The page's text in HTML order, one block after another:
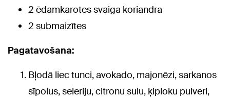
2 ēdamkarotes svaiga koriandra
2 submaizītes
Pagatavošana:
Bļodā liec tunci, avokado, majonēzi, sarkanos
sīpolus, seleriju, citronu sulu, ķiploku pulveri,